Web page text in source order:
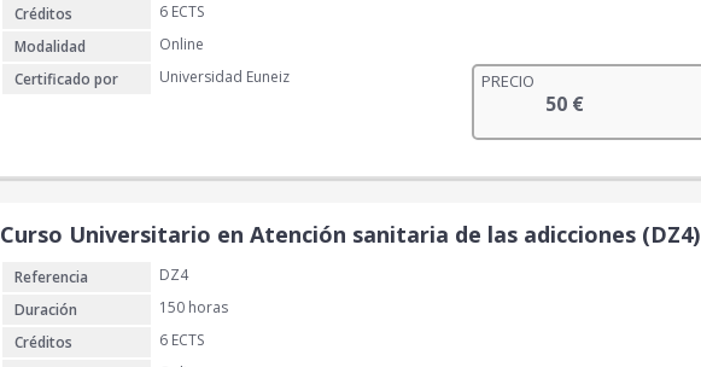
Créditos
6 ECTS
Modalidad
Online
Certificado por
Universidad Euneiz PRECIO
50 €
Curso Universitario en Atención sanitaria de las adicciones (DZ4)
Referencia
DZ4
Duración
150 horas
Créditos
6 ECTS